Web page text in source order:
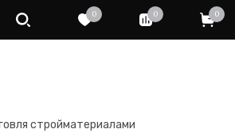
0 0 0
стройматериалами